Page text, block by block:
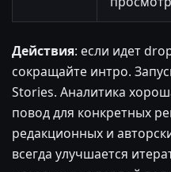
Действия: если идет
сокращайте интро.
Stories. Аналитика
повод для конкретных
редакционных и
всегда улучшается